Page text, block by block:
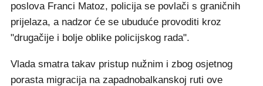
poslova Franci Matoz, policija se povlači s graničnih
prijelaza, a nadzor će se ubuduće provoditi kroz
"drugačije i bolje oblike policijskog rada".
Vlada smatra takav pristup nužnim i zbog osjetnog
porasta migracija na zapadnobalkanskoj ruti ove